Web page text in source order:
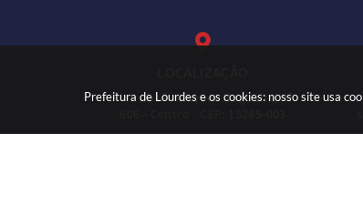
Prefeitura de Lourdes e os cookies: nosso site usa
Rua: José Marques Nogueira, nº